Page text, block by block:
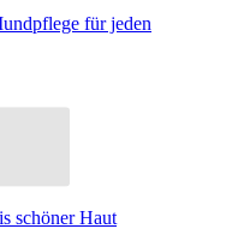
für jeden
schöner Haut